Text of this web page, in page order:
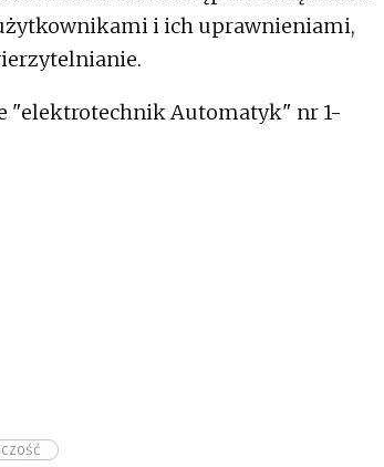
i ich uprawnieniami,
"elektrotechnik Automatyk" nr 1-